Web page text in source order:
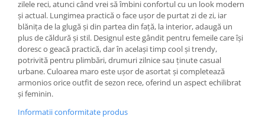
zilele reci, atunci când vrei să îmbini confortul cu un look modern
și actual. Lungimea practică o face ușor de purtat zi de zi, iar
blănița de la glugă și din partea din față, la interior, adaugă un
plus de căldură și stil. Designul este gândit pentru femeile care își
doresc o geacă practică, dar în același timp cool și trendy,
potrivită pentru plimbări, drumuri zilnice sau ținute casual
urbane. Culoarea maro este ușor de asortat și completează
armonios orice outfit de sezon rece, oferind un aspect echilibrat
și feminin.
Informatii conformitate produs